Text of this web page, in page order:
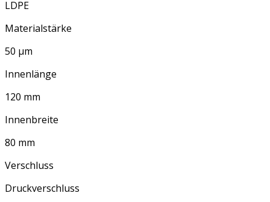
LDPE
Materialstärke
50 µm
Innenlänge
120 mm
Innenbreite
80 mm
Verschluss
Druckverschluss